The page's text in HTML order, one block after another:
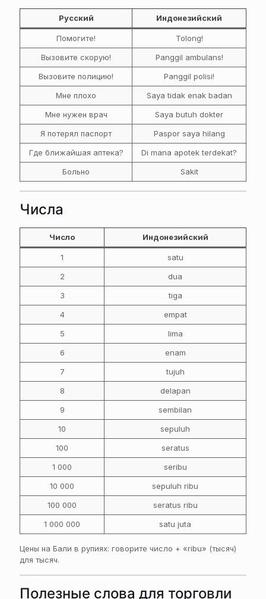
Русский Индонезийский
Помогите!
Tolong!
Вызовите скорую!
Panggil ambulans!
Вызовите полицию!
Panggil polisi!
Мне плохо
Saya tidak enak badan
Мне нужен врач
Saya butuh dokter
Я потерял паспорт
Paspor saya hilang
Где ближайшая аптека?
Di mana apotek terdekat?
Больно
Sakit
Числа
Число Индонезийский
1
satu
2
dua
3
tiga
4
empat
5
lima
6
enam
7
tujuh
8
delapan
9
sembilan
10
sepuluh
100
seratus
1 000
seribu
10 000
sepuluh ribu
100 000
seratus ribu
1 000 000
satu juta
Цены на Бали в рупиях: говорите число + «ribu» (тысяч)
для тысяч.
Полезные слова для торговли